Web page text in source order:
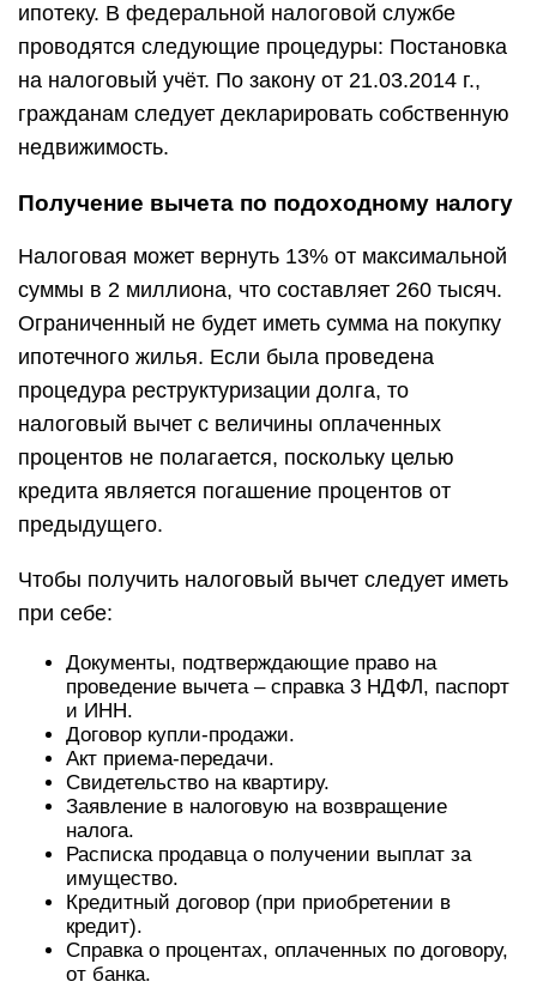
ипотеку. В федеральной налоговой службе
проводятся следующие процедуры: Постановка
на налоговый учёт. По закону от 21.03.2014 г.,
гражданам следует декларировать собственную
недвижимость.
Получение вычета по подоходному налогу
Налоговая может вернуть 13% от максимальной
суммы в 2 миллиона, что составляет 260 тысяч.
Ограниченный не будет иметь сумма на покупку
ипотечного жилья. Если была проведена
процедура реструктуризации долга, то
налоговый вычет с величины оплаченных
процентов не полагается, поскольку целью
кредита является погашение процентов от
предыдущего.
Чтобы получить налоговый вычет следует иметь
при себе:
Документы, подтверждающие право на
проведение вычета – справка 3 НДФЛ, паспорт
и ИНН.
Договор купли-продажи.
Акт приема-передачи.
Свидетельство на квартиру.
Заявление в налоговую на возвращение
налога.
Расписка продавца о получении выплат за
имущество.
Кредитный договор (при приобретении в
кредит).
Справка о процентах, оплаченных по договору,
от банка.